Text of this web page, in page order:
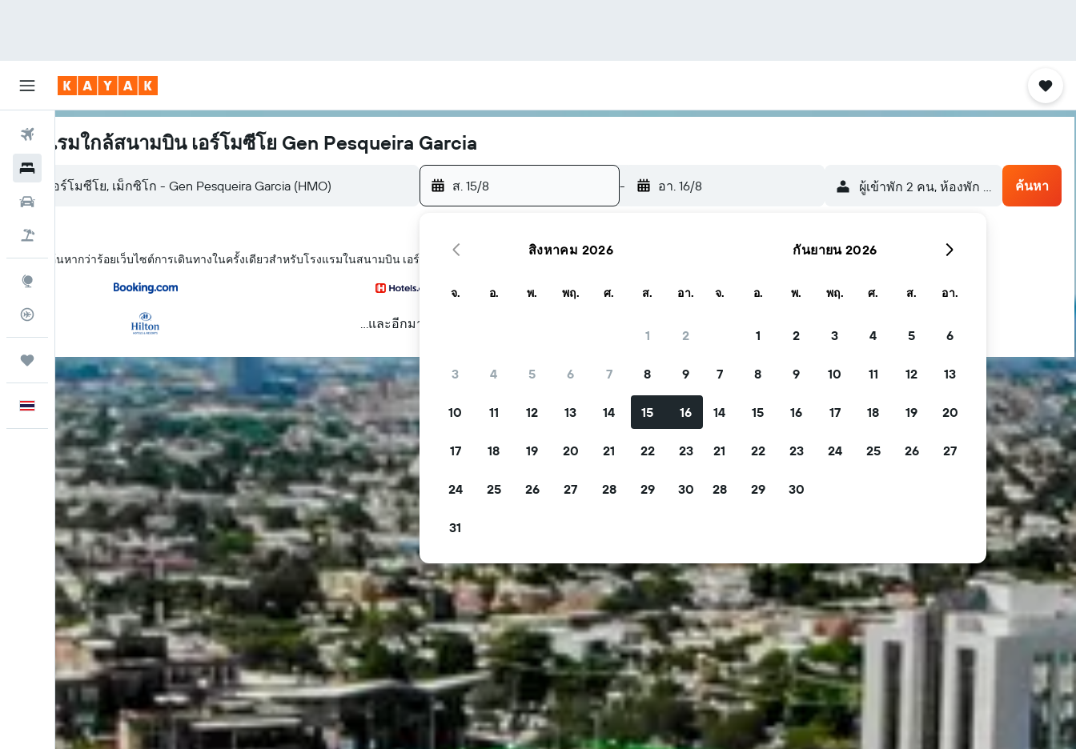
ตั๋วเครื่องบิน
ทริป
ภาษาไทย
โรงแรมใกล้สนามบิน เอร์โมซีโย Gen Pesqueira Garcia
ส. 15/8 - อา. 16/8 ผู้เข้าพัก 2 คน, ห้องพัก 1 ห้อง ค้นหา
KAYAK ค้นหากว่าร้อยเว็บไซต์การเดินทางในครั้งเดียวสำหรับโรงแรมในสนามบิน เอร์โมซีโย Gen Pesqueira Garcia
...และอีกมากมาย
สิงหาคม 2026
จ. อ. พ. พฤ. ศ. ส. อา.
1 2
3 4 5 6 7 8 9
10 11 12 13 14 15 16
17 18 19 20 21 22 23
24 25 26 27 28 29 30
31
กันยายน 2026
จ. อ. พ. พฤ. ศ. ส. อา.
1 2 3 4 5 6
7 8 9 10 11 12 13
14 15 16 17 18 19 20
21 22 23 24 25 26 27
28 29 30